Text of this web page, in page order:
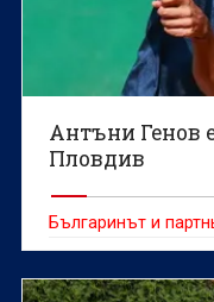
Антъни Генов
Пловдив
Българинът и